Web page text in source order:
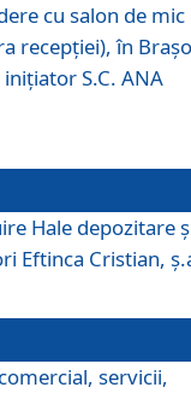
cu salon de mic
recepţiei), în
iniţiator S.C. ANA
Hale depozitare
Eftinca Cristian,
servicii,